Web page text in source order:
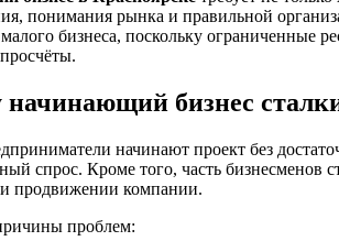
понимания рынка и правильной
бизнеса, поскольку ограниченные
бизнес
начинают проект без
спрос. Кроме того, часть бизнесменов
продвижении компании.
проблем: